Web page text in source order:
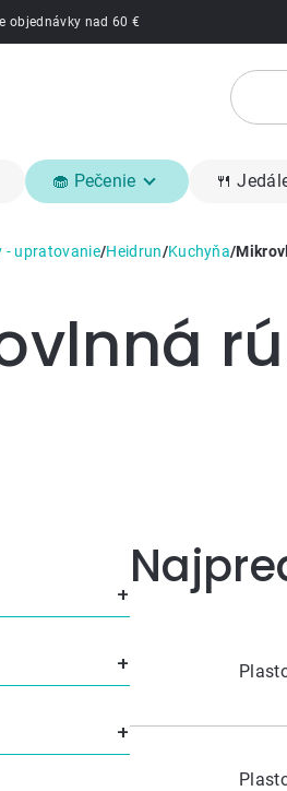
objednávky nad 60 €
🧁 Pečenie 🍴
- upratovanie/Heidrun/Kuchyňa/